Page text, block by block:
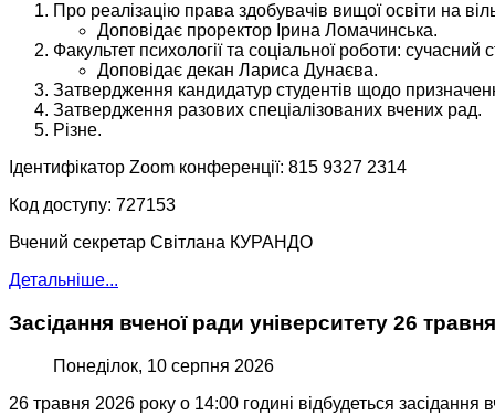
Про реалізацію права здобувачів вищої освіти на
Доповідає проректор Ірина Ломачинська.
Факультет психології та соціальної роботи: сучасний
Доповідає декан Лариса Дунаєва.
Затвердження кандидатур студентів щодо
Затвердження разових спеціалізованих вчених рад.
Різне.
Ідентифікатор Zoom конференції: 815 9327 2314
Код доступу: 727153
Вчений секретар Світлана КУРАНДО
Детальніше...
Засідання вченої ради університету 26
Понеділок, 10 серпня 2026
26 травня 2026 року о 14:00 годині відбудеться засідання